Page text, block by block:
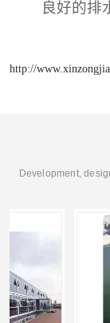
良好的排
http://
Development,